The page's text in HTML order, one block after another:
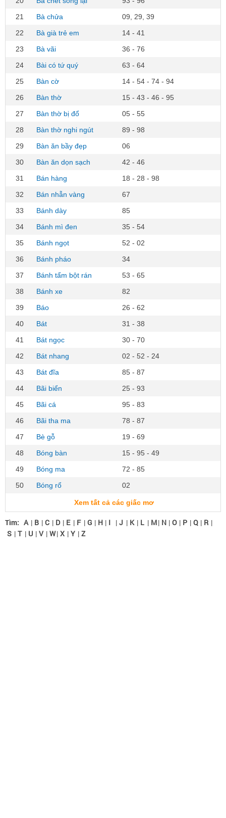
21
Bà chửa
09, 29, 39
22
Bà già trẻ em
14 - 41
23
Bà vãi
36 - 76
24
Bài có tứ quý
63 - 64
25
Bàn cờ
14 - 54 - 74 - 94
26
Bàn thờ
15 - 43 - 46 - 95
27
Bàn thờ bị đổ
05 - 55
28
Bàn thờ nghi ngút
89 - 98
29
Bàn ăn bầy đẹp
06
30
Bàn ăn dọn sạch
42 - 46
31
Bán hàng
18 - 28 - 98
32
Bán nhẫn vàng
67
33
Bánh dày
85
34
Bánh mì đen
35 - 54
35
Bánh ngọt
52 - 02
36
Bánh pháo
34
37
Bánh tẩm bột rán
53 - 65
38
Bánh xe
82
39
Báo
26 - 62
40
Bát
31 - 38
41
Bát ngọc
30 - 70
42
Bát nhang
02 - 52 - 24
43
Bát đĩa
85 - 87
44
Bãi biển
25 - 93
45
Bãi cá
95 - 83
46
Bãi tha ma
78 - 87
47
Bè gỗ
19 - 69
48
Bóng bàn
15 - 95 - 49
49
Bóng ma
72 - 85
50
Bóng rổ 02
Xem tất cả các giấc mơ
Tìm: A | B | C | D | E | F | G | H | I | J | K | L | M| N | O | P | Q | R |
S | T | U | V | W| X | Y | Z